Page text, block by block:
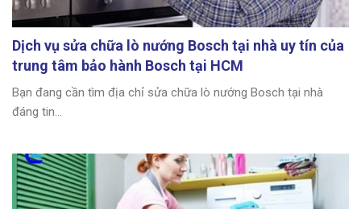
Dịch vụ sửa chữa lò nướng Bosch tại nhà uy tín của
trung tâm bảo hành Bosch tại HCM
Bạn đang cần tìm địa chỉ sửa chữa lò nướng Bosch tại nhà
đáng tin...